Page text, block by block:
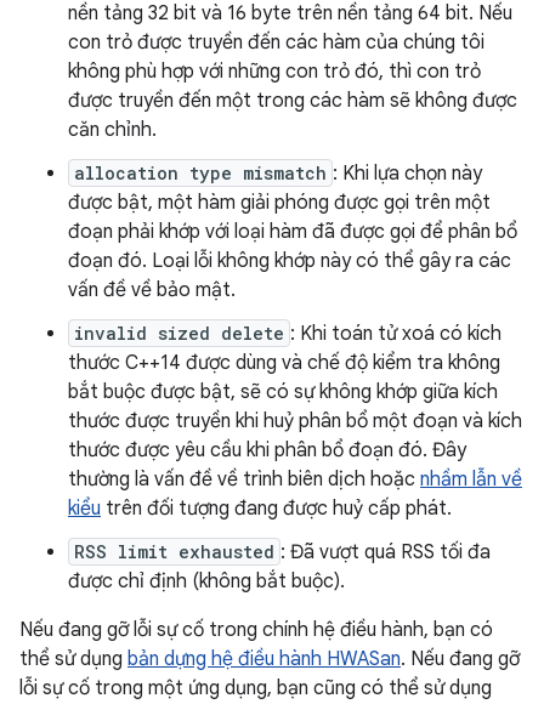
nền tảng 32 bit và 16 byte trên nền tảng 64 bit. Nếu
con trỏ được truyền đến các hàm của chúng tôi
không phù hợp với những con trỏ đó, thì con trỏ
được truyền đến một trong các hàm sẽ không được
căn chỉnh.
allocation type mismatch : Khi lựa chọn này
được bật, một hàm giải phóng được gọi trên một
đoạn phải khớp với loại hàm đã được gọi để phân bổ
đoạn đó. Loại lỗi không khớp này có thể gây ra các
vấn đề về bảo mật.
invalid sized delete : Khi toán tử xoá có kích
thước C++14 được dùng và chế độ kiểm tra không
bắt buộc được bật, sẽ có sự không khớp giữa kích
thước được truyền khi huỷ phân bổ một đoạn và kích
thước được yêu cầu khi phân bổ đoạn đó. Đây
thường là vấn đề về trình biên dịch hoặc nhầm lẫn về
kiểu trên đối tượng đang được huỷ cấp phát.
RSS limit exhausted : Đã vượt quá RSS tối đa
được chỉ định (không bắt buộc).
Nếu đang gỡ lỗi sự cố trong chính hệ điều hành, bạn có
thể sử dụng bản dựng hệ điều hành HWASan. Nếu đang gỡ
lỗi sự cố trong một ứng dụng, bạn cũng có thể sử dụng